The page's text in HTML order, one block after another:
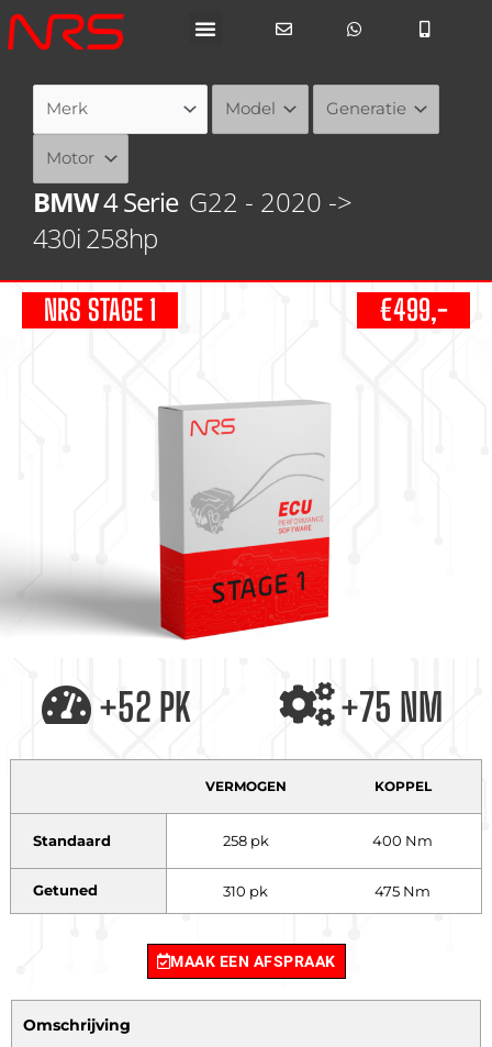
Ga
naar
BMW4 Serie G22 - 2020 ->
430i 258hp
NRS STAGE 1 €499,-
+52 PK +75 NM
VERMOGEN KOPPEL
Standaard 258 pk 400 Nm
Getuned 310 pk 475 Nm
MAAK EEN AFSPRAAK
Omschrijving